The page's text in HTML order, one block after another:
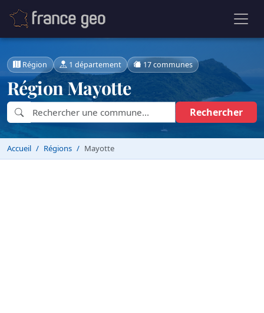
Région 1 département 17 communes
Région Mayotte
Rechercher
Accueil Régions Mayotte